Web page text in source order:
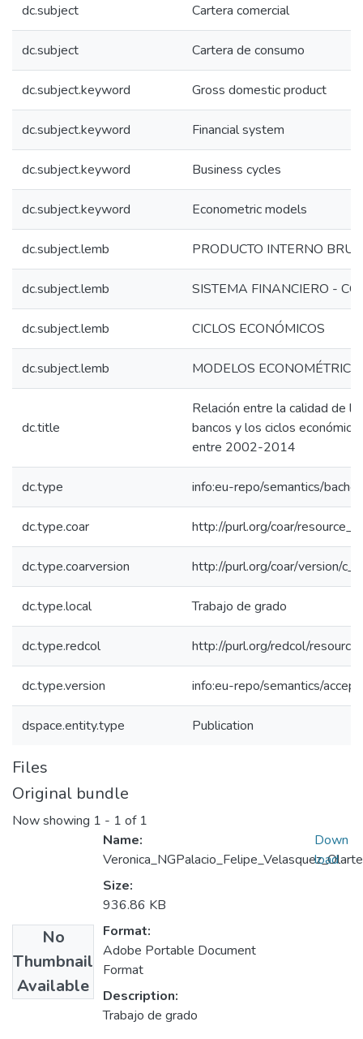
dc.subject Cartera comercial
dc.subject Cartera de consumo
dc.subject.keyword Gross domestic product
dc.subject.keyword Financial system
dc.subject.keyword Business cycles
dc.subject.keyword Econometric models
dc.subject.lemb PRODUCTO INTERNO
dc.subject.lemb SISTEMA FINANCIERO -
dc.subject.lemb CICLOS ECONÓMICOS
dc.subject.lemb MODELOS
dc.title
Relación entre la calidad de
bancos y los ciclos
entre 2002-2014
dc.type info:eu-repo/semantics/
dc.type.coar http://purl.org/coar/
dc.type.coarversion http://purl.org/coar/version/
dc.type.local Trabajo de grado
dc.type.redcol http://purl.org/redcol/
dc.type.version info:eu-repo/semantics/
dspace.entity.type Publication
Files
Original bundle
Now showing 1 - 1 of 1
No
Thumbnail
Available
Name:
Size:
936.86 KB
Format:
Adobe Portable Document
Format
Description:
Trabajo de grado
Down
load